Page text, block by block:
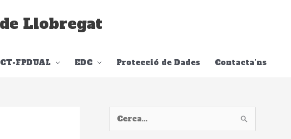
Llobregat
FPDUAL EDC Protecció de Dades Contacta’ns